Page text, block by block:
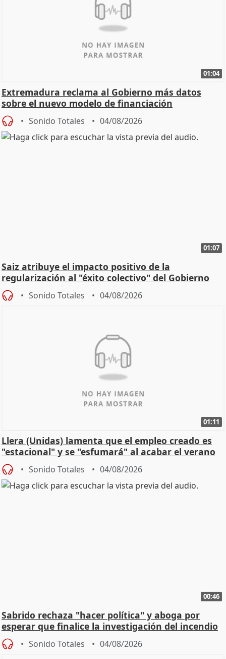
01:04
Extremadura reclama al Gobierno más datos
sobre el nuevo modelo de financiación
Sonido Totales 04/08/2026
01:07
Saiz atribuye el impacto positivo de la
regularización al "éxito colectivo" del Gobierno
Sonido Totales 04/08/2026
01:11
Llera (Unidas) lamenta que el empleo creado es
"estacional" y se "esfumará" al acabar el verano
Sonido Totales 04/08/2026
00:46
Sabrido rechaza "hacer política" y aboga por
esperar que finalice la investigación del incendio
Sonido Totales 04/08/2026